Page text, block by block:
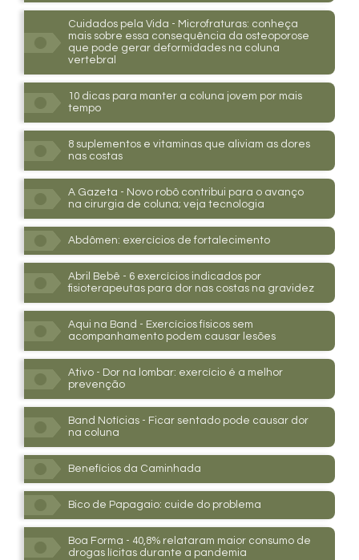
Cuidados pela Vida - Microfraturas: conheça
mais sobre essa consequência da osteoporose
que pode gerar deformidades na coluna
vertebral
10 dicas para manter a coluna jovem por mais
tempo
8 suplementos e vitaminas que aliviam as dores
nas costas
A Gazeta - Novo robô contribui para o avanço
na cirurgia de coluna; veja tecnologia
Abdômen: exercícios de fortalecimento
Abril Bebê - 6 exercícios indicados por
fisioterapeutas para dor nas costas na gravidez
Aqui na Band - Exercícios físicos sem
acompanhamento podem causar lesões
Ativo - Dor na lombar: exercício é a melhor
prevenção
Band Notícias - Ficar sentado pode causar dor
na coluna
Benefícios da Caminhada
Bico de Papagaio: cuide do problema
Boa Forma - 40,8% relataram maior consumo de
drogas lícitas durante a pandemia